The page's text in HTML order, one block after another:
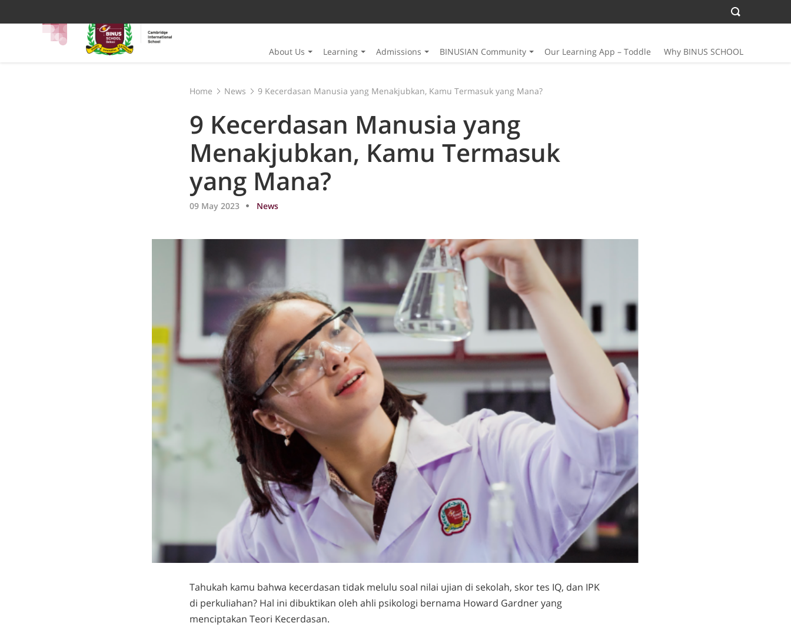
About Us Learning Admissions BINUSIAN Community Our Learning App – Toddle Why BINUS SCHOOL
Home News 9 Kecerdasan Manusia yang Menakjubkan, Kamu Termasuk yang Mana?
9 Kecerdasan Manusia yang
Menakjubkan, Kamu Termasuk
yang Mana?
09 May 2023 News
Tahukah kamu bahwa kecerdasan tidak melulu soal nilai ujian di sekolah, skor tes IQ, dan IPK
di perkuliahan? Hal ini dibuktikan oleh ahli psikologi bernama Howard Gardner yang
menciptakan Teori Kecerdasan.